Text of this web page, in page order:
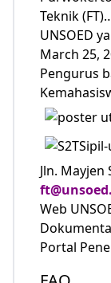
Teknik
UNSOED
March 25,
Pengurus
Jln.
Web
Portal